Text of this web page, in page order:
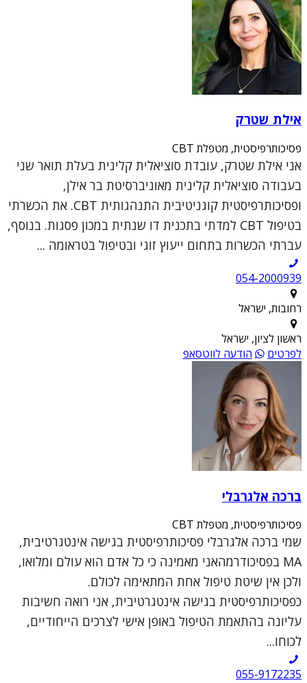
אילת שטרק
פסיכותרפיסטית, מטפלת CBT
אני אילת שטרק, עובדת סוציאלית קלינית בעלת תואר שני
בעבודה סוציאלית קלינית מאוניברסיטת בר אילן,
ופסיכותרפיסטית קוגניטיבית התנהגותית CBT. את הכשרתי
בטיפול CBT למדתי בתכנית דו שנתית במכון פסגות. בנוסף,
עברתי הכשרות בתחום ייעוץ זוגי ובטיפול בטראומה ...
054-2000939
רחובות, ישראל
ראשון לציון, ישראל
לפרטים
הודעה לווטסאפ
ברכה אלגרבלי
פסיכותרפיסטית, מטפלת CBT
שמי ברכה אלגרבלי פסיכותרפיסטית בגישה אינטגרטיבית,
MA בפסיכודרמהאני מאמינה כי כל אדם הוא עולם ומלואו,
ולכן אין שיטת טיפול אחת המתאימה לכולם.
כפסיכותרפיסטית בגישה אינטגרטיבית, אני רואה חשיבות
עליונה בהתאמת הטיפול באופן אישי לצרכים הייחודיים,
לכוחו...
055-9172235